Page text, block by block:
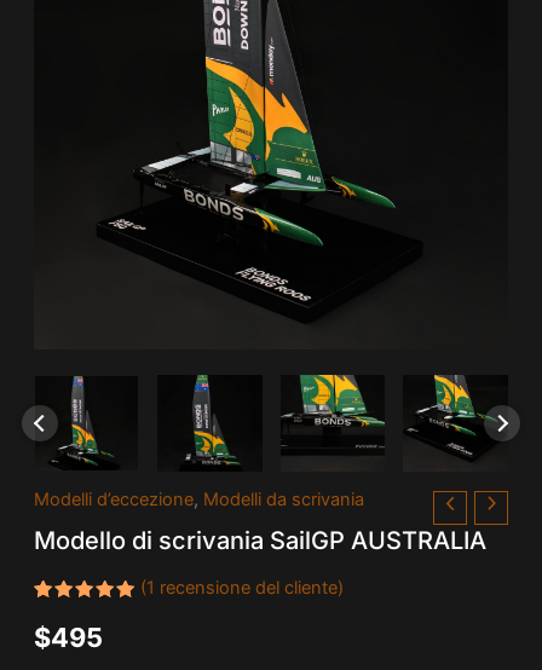
Modelli d’eccezione, Modelli da scrivania
Modello di scrivania SailGP AUSTRALIA
5.00su
5 su
(1 recensione del cliente)
$495
Modello
scrivania
AUSTRALIA